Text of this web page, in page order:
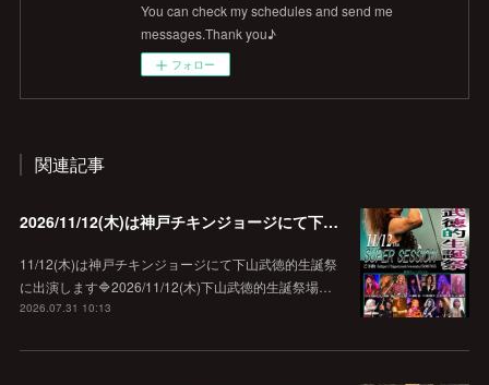
You can check my schedules and send me
messages.Thank you♪
フォロー
関連記事
2026/11/12(木)は神戸チキンジョージにて下山武徳的生誕祭に出演します♪
11/12(木)は神戸チキンジョージにて下山武徳的生誕祭
に出演します🔷2026/11/12(木)下山武徳的生誕祭場…
2026.07.31 10:13